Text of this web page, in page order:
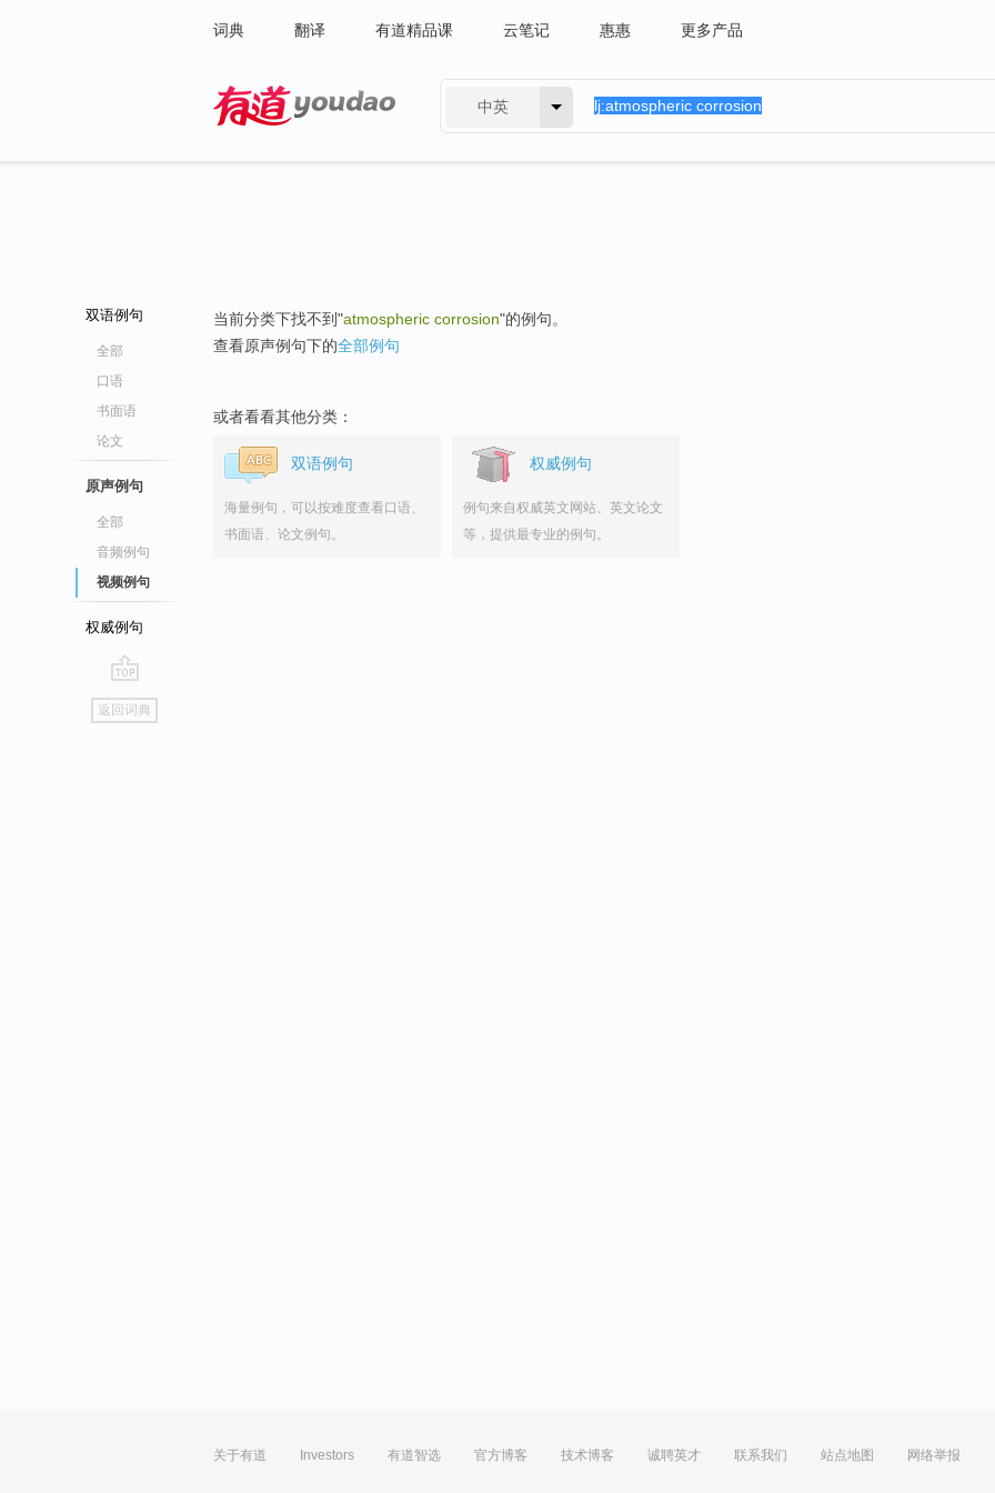
词典 翻译 有道精品课 云笔记 惠惠 更多产品
中英
双语例句
全部
口语
书面语
论文
原声例句
全部
音频例句
视频例句
权威例句
go
top
返回词典
当前分类下找不到"atmospheric corrosion"的例句。
查看原声例句下的全部例句
或者看看其他分类：
双语例句
海量例句，可以按难度查看口语、
书面语、论文例句。
权威例句
例句来自权威英文网站、英文论文
等，提供最专业的例句。
关于有道 Investors 有道智选 官方博客 技术博客 诚聘英才 联系我们 站点地图 网络举报